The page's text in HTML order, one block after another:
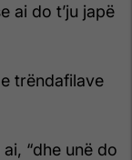
ai do t’ju japë
trëndafilave
“dhe unë do